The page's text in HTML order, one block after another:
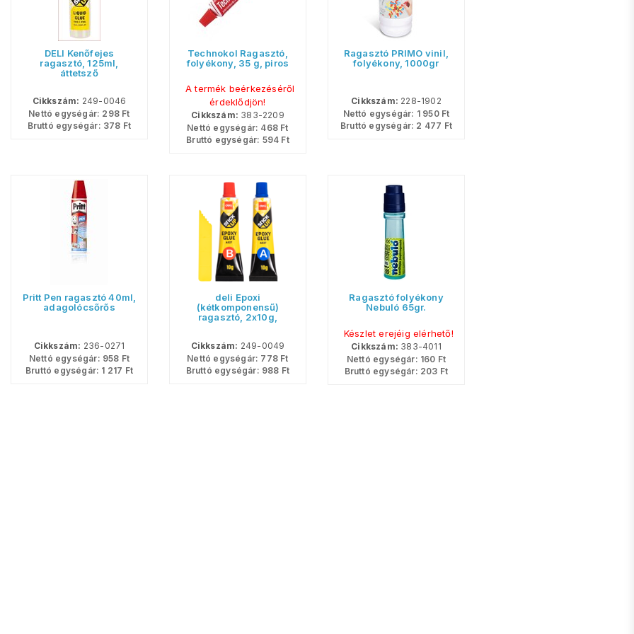
DELI Kenőfejes
ragasztó, 125ml,
áttetsző
Cikkszám: 249-0046
Nettó egységár: 298 Ft
Bruttó egységár: 378 Ft
Technokol Ragasztó,
folyékony, 35 g, piros
A termék beérkezéséről
érdeklődjön!
Cikkszám: 383-2209
Nettó egységár: 468 Ft
Bruttó egységár: 594 Ft
Ragasztó PRIMO vinil,
folyékony, 1000gr
Cikkszám: 228-1902
Nettó egységár: 1 950Ft
Bruttó egységár: 2 477 Ft
Pritt Pen ragasztó 40ml,
adagolócsőrős
Cikkszám: 236-0271
Nettó egységár: 958 Ft
Bruttó egységár: 1 217 Ft
deli Epoxi
(kétkomponensű)
ragasztó, 2x10g,
Cikkszám: 249-0049
Nettó egységár: 778 Ft
Bruttó egységár: 988 Ft
Ragasztó folyékony
Nebuló 65gr.
Készlet erejéig elérhető!
Cikkszám: 383-4011
Nettó egységár: 160 Ft
Bruttó egységár: 203 Ft